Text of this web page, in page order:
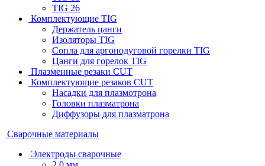
TIG 26
Комплектующие TIG
Держатель цанги
Изоляторы TIG
Сопла для аргонодуговой горелки TIG
Цанги для горелок TIG
Плазменные резаки CUT
Комплектующие резаков CUT
Насадки для плазмотрона
Головки плазматрона
Диффузоры для плазматрона
Сварочные материалы
Электроды сварочные